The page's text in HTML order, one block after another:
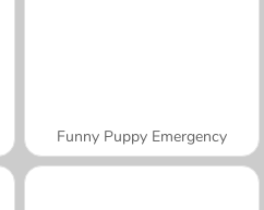
Funny Puppy Emergency